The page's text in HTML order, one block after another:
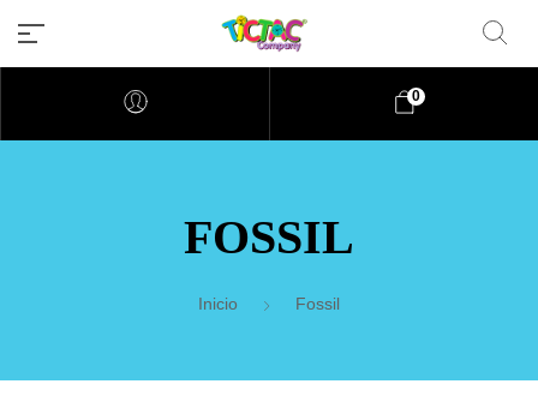
0
FOSSIL
Inicio Fossil